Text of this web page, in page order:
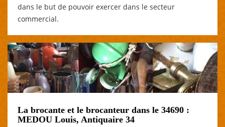
dans le but de pouvoir exercer dans le secteur
commercial.
La brocante et le brocanteur dans le 34690 :
MEDOU Louis, Antiquaire 34